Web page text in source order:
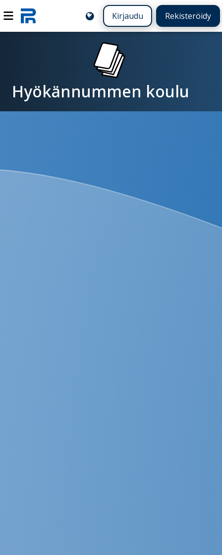
Kirjaudu Rekisteröidy
Hyökännummen koulu